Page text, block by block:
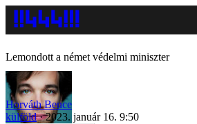
Lemondott a német védelmi miniszter
Horváth Bence
külföld
2023. január 16. 9:50